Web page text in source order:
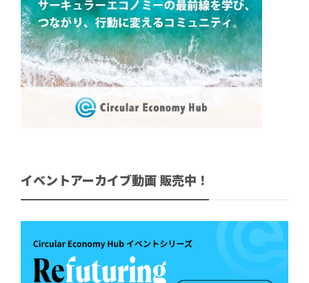
イベントアーカイブ動画 販売中！